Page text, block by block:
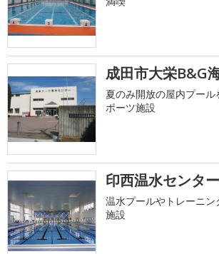
成田市大栄B&G
夏のみ開放の屋内プール
ポーツ施設
印西温水センター
温水プールやトレーニン
施設